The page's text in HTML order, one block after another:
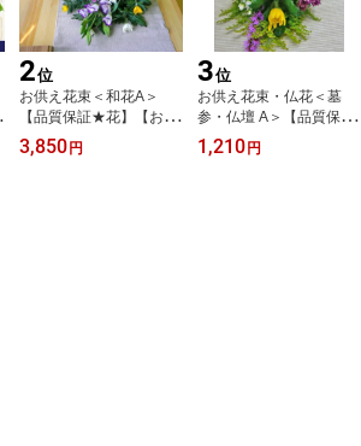
2位
お供え花束＜和花A＞
【品質保証★花】【お盆
花】【お盆 お供え】【花
お供え】【最短発送】
3,850 円
3位
お供え花束・仏花＜墓
参・仏壇 A＞【品質保証
★花】【お盆 花】【お盆
お供え】【花 お供え】
1,210 円